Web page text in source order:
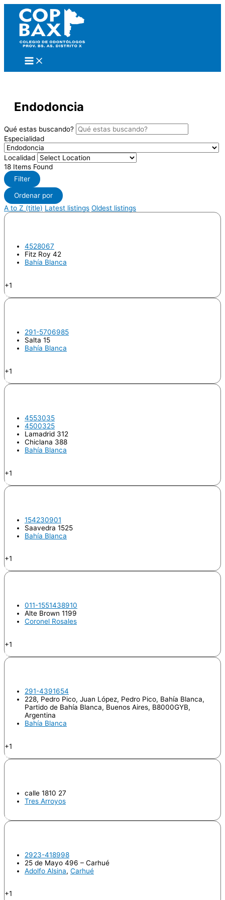
Ir
contenido
Endodoncia
Qué estas buscando?
Especialidad
Localidad
18 Items Found
Filter
Ordenar por
A to Z (title) Latest listings Oldest listings
4528067
Fitz Roy 42
Bahía Blanca
+1
Odontologo
291-5706985
Salta 15
Bahía Blanca
+1
Odontologo
4553035
4500325
Lamadrid 312
Chiclana 388
Bahía Blanca
+1
Odontologo
154230901
Saavedra 1525
Bahía Blanca
+1
Odontologo
011-1551438910
Alte Brown 1199
Coronel Rosales
+1
Odontologo
291-4391654
228, Pedro Pico, Juan López, Pedro Pico, Bahía Blanca,
Partido de Bahía Blanca, Buenos Aires, B8000GYB,
Argentina
Bahía Blanca
+1
Odontologo
calle 1810 27
Tres Arroyos
Endodoncia
2923-418998
25 de Mayo 496 – Carhué
Adolfo Alsina, Carhué
+1